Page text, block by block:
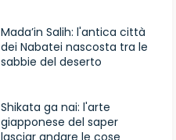
Mada’in Salih: l'antica città
dei Nabatei nascosta tra le
sabbie del deserto
Shikata ga nai: l'arte
giapponese del saper
lasciar andare le cose